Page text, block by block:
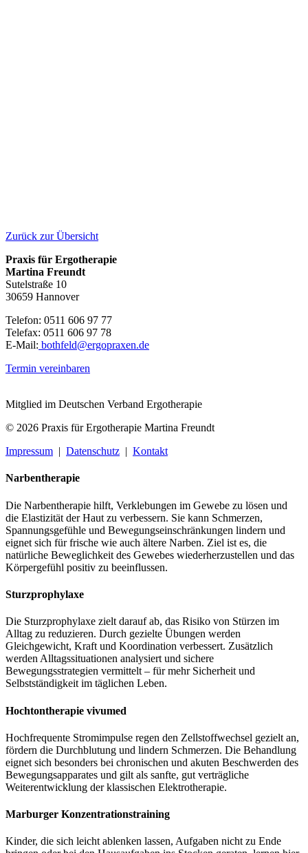
Zurück zur Übersicht
Praxis für Ergotherapie
Martina Freundt
Sutelstraße 10
30659 Hannover
Telefon: 0511 606 97 77
Telefax: 0511 606 97 78
E-Mail: bothfeld@ergopraxen.de
Termin vereinbaren
Mitglied im Deutschen Verband Ergotherapie
© 2026 Praxis für Ergotherapie Martina Freundt
Impressum | Datenschutz | Kontakt
Narbentherapie
Die Narbentherapie hilft, Verklebungen im Gewebe zu lösen und
die Elastizität der Haut zu verbessern. Sie kann Schmerzen,
Spannungsgefühle und Bewegungseinschränkungen lindern und
eignet sich für frische wie auch ältere Narben. Ziel ist es, die
natürliche Beweglichkeit des Gewebes wiederherzustellen und das
Körpergefühl positiv zu beeinflussen.
Sturzprophylaxe
Die Sturzprophylaxe zielt darauf ab, das Risiko von Stürzen im
Alltag zu reduzieren. Durch gezielte Übungen werden
Gleichgewicht, Kraft und Koordination verbessert. Zusätzlich
werden Alltagssituationen analysiert und sichere
Bewegungsstrategien vermittelt – für mehr Sicherheit und
Selbstständigkeit im täglichen Leben.
Hochtontherapie vivumed
Hochfrequente Stromimpulse regen den Zellstoffwechsel gezielt an,
fördern die Durchblutung und lindern Schmerzen. Die Behandlung
eignet sich besonders bei chronischen und akuten Beschwerden des
Bewegungsapparates und gilt als sanfte, gut verträgliche
Weiterentwicklung der klassischen Elektrotherapie.
Marburger Konzentrationstraining
Kinder, die sich leicht ablenken lassen, Aufgaben nicht zu Ende